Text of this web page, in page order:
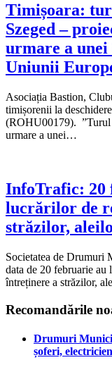
Timișoara:
Szeged –
urmare a
Uniunii
Asociația Bastion,
timișorenii la
(ROHU00179). ”Turul
urmare a unei…
InfoTrafic: 20
lucrărilor de
străzilor,
Societatea de Drumuri
data de 20 februarie au
întreținere a străzilor,
Recomandările
Drumuri
șoferi,